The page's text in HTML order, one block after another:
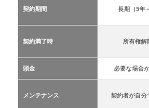
TOP
2.1
ブス
クリ
2.2
契約期間 長期（5年
契約満了時 所有権解
頭金 必要な場合
メンテナンス 契約者が自分